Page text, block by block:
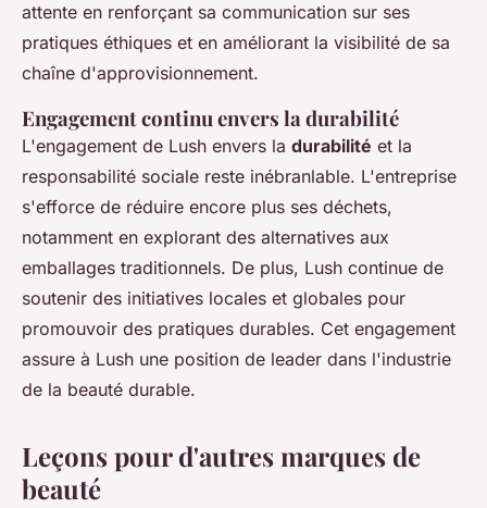
attente en renforçant sa communication sur ses
pratiques éthiques et en améliorant la visibilité de sa
chaîne d'approvisionnement.
Engagement continu envers la durabilité
L'engagement de Lush envers la durabilité et la
responsabilité sociale reste inébranlable. L'entreprise
s'efforce de réduire encore plus ses déchets,
notamment en explorant des alternatives aux
emballages traditionnels. De plus, Lush continue de
soutenir des initiatives locales et globales pour
promouvoir des pratiques durables. Cet engagement
assure à Lush une position de leader dans l'industrie
de la beauté durable.
Leçons pour d'autres marques de
beauté